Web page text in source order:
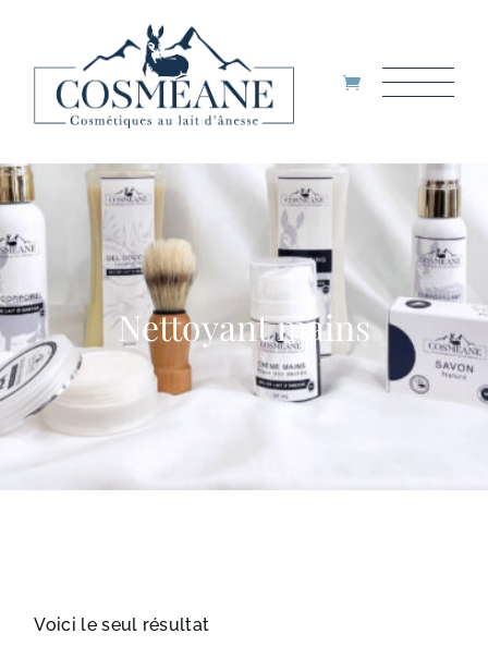
Nettoyant mains
Voici le seul résultat